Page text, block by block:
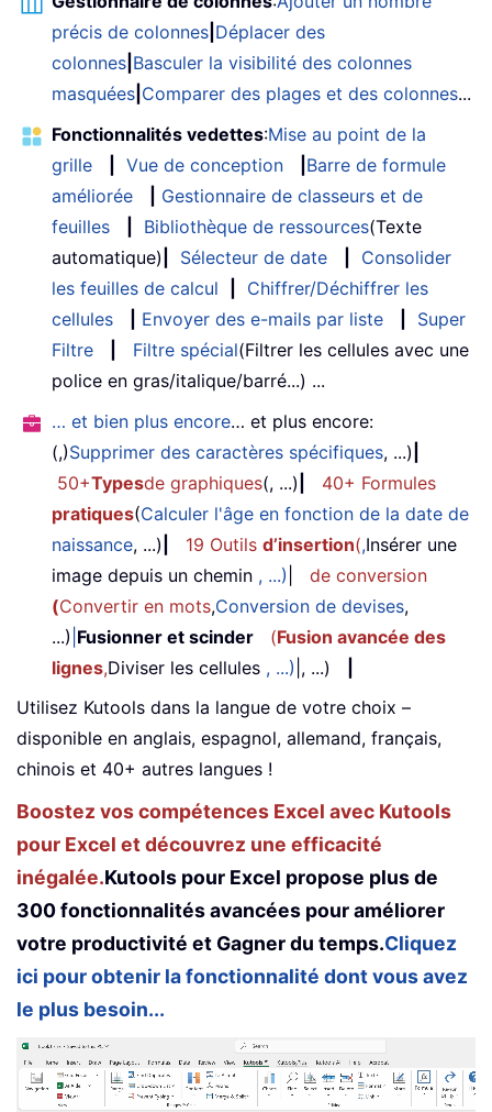
précis de colonnes Déplacer des
colonnes Basculer la visibilité des colonnes
masquées Comparer des plages et des colonnes...
Fonctionnalités vedettes:Mise au point de la
grille
Vue de conception
Barre de formule
améliorée
Gestionnaire de classeurs et de
feuilles
Bibliothèque de ressources(Texte
automatique)
Sélecteur de date
Consolider
les feuilles de calcul
Chiffrer/Déchiffrer les
cellules
Envoyer des e-mails par liste
Super
Filtre
Filtre spécial(Filtrer les cellules avec une
police en gras/italique/barré...) ...
… et bien plus encore… et plus encore:
(,)Supprimer des caractères spécifiques, ...)
50+Typesde graphiques(, ...)
40+ Formules
pratiques(Calculer l'âge en fonction de la date de
naissance, ...) 19 Outils d’insertion(,Insérer une
image depuis un chemin , ...)
de conversion
(Convertir en mots,Conversion de devises,
...) Fusionner et scinder (Fusion avancée des
lignes,Diviser les cellules , ...) |, ...)
Utilisez Kutools dans la langue de votre choix –
disponible en anglais, espagnol, allemand, français,
chinois et 40+ autres langues !
Boostez vos compétences Excel avec Kutools
pour Excel et découvrez une efficacité
inégalée.Kutools pour Excel propose plus de
300 fonctionnalités avancées pour améliorer
votre productivité et Gagner du temps.Cliquez
ici pour obtenir la fonctionnalité dont vous avez
le plus besoin...